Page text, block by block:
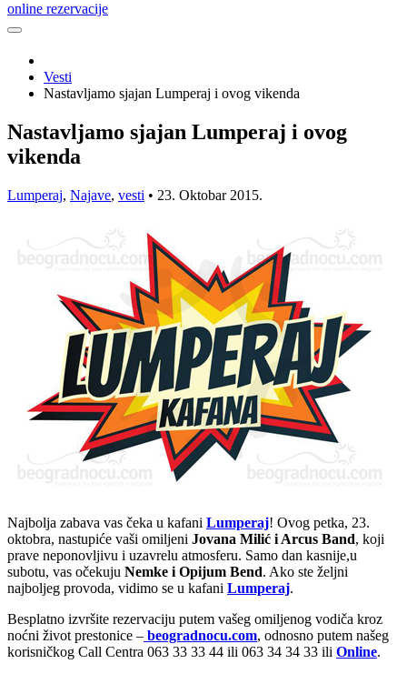
online rezervacije
Vesti
Nastavljamo sjajan Lumperaj i ovog vikenda
Nastavljamo sjajan Lumperaj i ovog
vikenda
Lumperaj, Najave, vesti • 23. Oktobar 2015.
Najbolja zabava vas čeka u kafani Lumperaj! Ovog petka, 23.
oktobra, nastupiće vaši omiljeni Jovana Milić i Arcus Band, koji
prave neponovljivu i uzavrelu atmosferu. Samo dan kasnije,u
subotu, vas očekuju Nemke i Opijum Bend. Ako ste željni
najboljeg provoda, vidimo se u kafani Lumperaj.
Besplatno izvršite rezervaciju putem vašeg omiljenog vodiča kroz
noćni život prestonice – beogradnocu.com, odnosno putem našeg
korisničkog Call Centra 063 33 33 44 ili 063 34 34 33 ili Online.